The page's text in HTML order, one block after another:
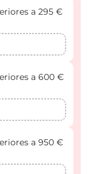
a 295 €
a 600 €
a 950 €